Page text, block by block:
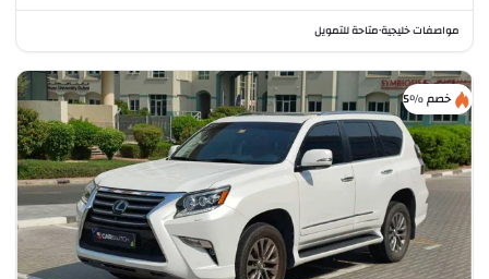
مواصفات خليجية•متاحة للتمويل
خصم %5